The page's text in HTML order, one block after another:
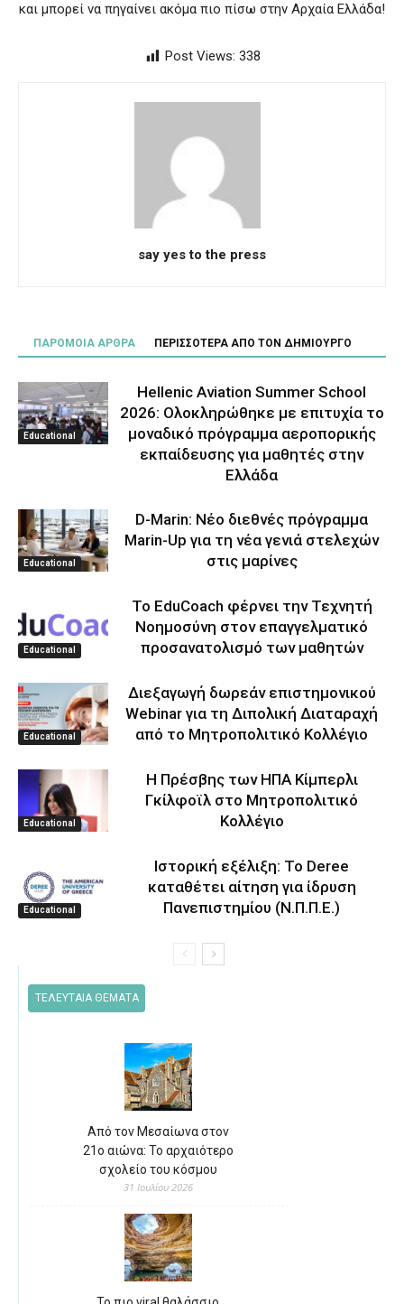
και μπορεί να πηγαίνει ακόμα πιο πίσω στην Αρχαία Ελλάδα!
Post Views: 338
say yes to the press
ΠΑΡΟΜΟΙΑ ΑΡΘΡΑ ΠΕΡΙΣΣΟΤΕΡΑ ΑΠΟ ΤΟΝ ΔΗΜΙΟΥΡΓΟ
Educational
Hellenic Aviation Summer School
2026: Ολοκληρώθηκε με επιτυχία το
μοναδικό πρόγραμμα αεροπορικής
εκπαίδευσης για μαθητές στην
Ελλάδα
Educational
D-Marin: Νέο διεθνές πρόγραμμα
Marin-Up για τη νέα γενιά στελεχών
στις μαρίνες
Educational
Το EduCoach φέρνει την Τεχνητή
Νοημοσύνη στον επαγγελματικό
προσανατολισμό των μαθητών
Educational
Διεξαγωγή δωρεάν επιστημονικού
Webinar για τη Διπολική Διαταραχή
από το Μητροπολιτικό Κολλέγιο
Educational
Η Πρέσβης των ΗΠΑ Κίμπερλι
Γκίλφοϊλ στο Μητροπολιτικό
Κολλέγιο
Educational
Ιστορική εξέλιξη: Το Deree
καταθέτει αίτηση για ίδρυση
Πανεπιστημίου (Ν.Π.Π.Ε.)
ΤΕΛΕΥΤΑΙΑ ΘΕΜΑΤΑ
Από τον Μεσαίωνα στον
21ο αιώνα: Το αρχαιότερο
σχολείο του κόσμου
31 Ιουλίου 2026